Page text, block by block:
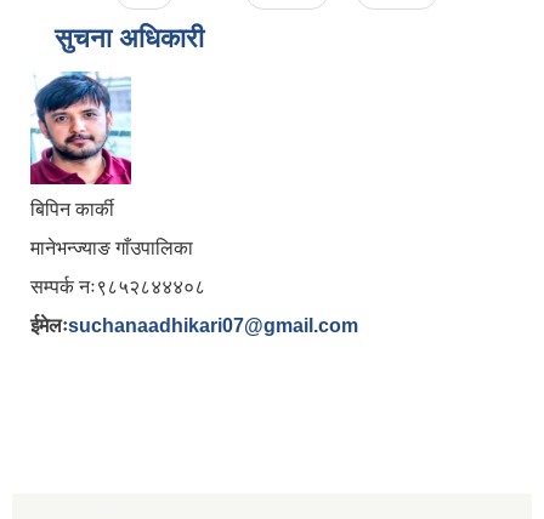
सुचना अधिकारी
बिपिन कार्की
मानेभन्ज्याङ गाँउपालिका
सम्पर्क नः९८५२८४४४०८
ईमेलःsuchanaadhikari07@gmail.com